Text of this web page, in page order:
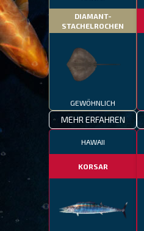
DIAMANT-
STACHELROCHEN
GEWÖHNLICH
MEHR ERFAHREN
HAWAII
KORSAR